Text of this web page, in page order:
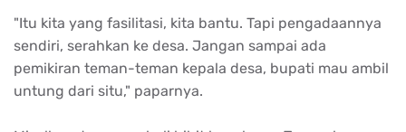
"Itu kita yang fasilitasi, kita bantu. Tapi pengadaannya
sendiri, serahkan ke desa. Jangan sampai ada
pemikiran teman-teman kepala desa, bupati mau ambil
untung dari situ," paparnya.